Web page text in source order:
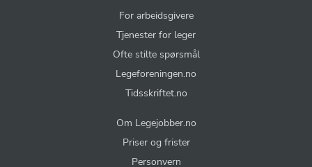
For arbeidsgivere
Tjenester for leger
Ofte stilte spørsmål
Legeforeningen.no
Tidsskriftet.no
Om Legejobber.no
Priser og frister
Personvern